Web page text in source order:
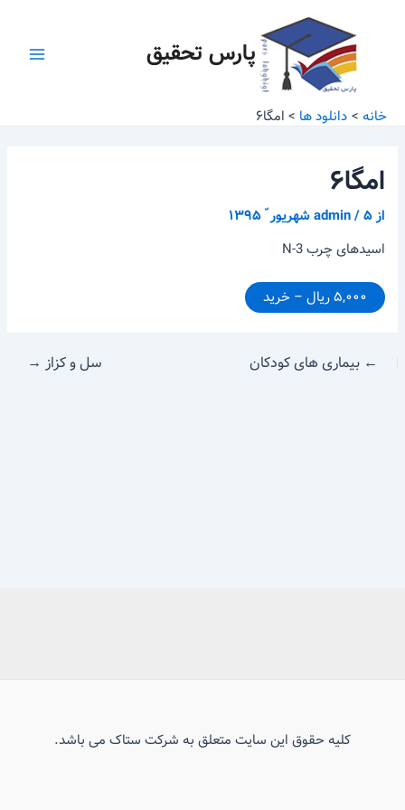
پارس تحقیق
خانه دانلود ها امگا۶
امگا۶
از admin/۵ شهریور ّ ۱۳۹۵
اسید‌های چرب N-3
۵,۰۰۰ ریال – خرید
← بیماری های کودکان سل و کزاز →
کلیه حقوق این سایت متعلق به شرکت ستاک می باشد.